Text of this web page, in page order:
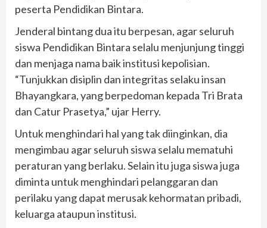
peserta Pendidikan Bintara.
Jenderal bintang dua itu berpesan, agar seluruh
siswa Pendidikan Bintara selalu menjunjung tinggi
dan menjaga nama baik institusi kepolisian.
“Tunjukkan disiplin dan integritas selaku insan
Bhayangkara, yang berpedoman kepada Tri Brata
dan Catur Prasetya,” ujar Herry.
Untuk menghindari hal yang tak diinginkan, dia
mengimbau agar seluruh siswa selalu mematuhi
peraturan yang berlaku. Selain itu juga siswa juga
diminta untuk menghindari pelanggaran dan
perilaku yang dapat merusak kehormatan pribadi,
keluarga ataupun institusi.